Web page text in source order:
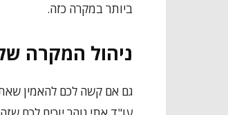
ביותר במקרה כזה.
ניהול המקרה
גם אם קשה לכם להאמין